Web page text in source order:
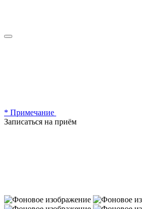
* Примечание
Записаться на приём